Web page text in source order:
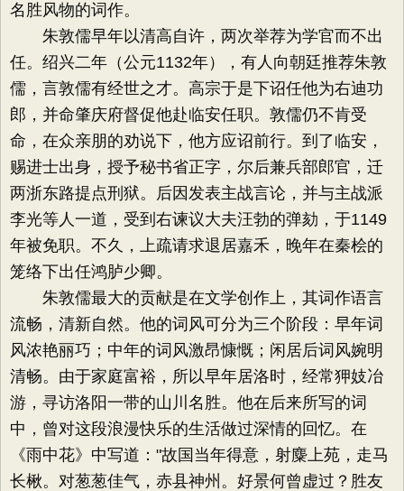
名胜风物的词作。
朱敦儒早年以清高自许，两次举荐为学官而不出
任。绍兴二年（公元1132年），有人向朝廷推荐朱敦
儒，言敦儒有经世之才。高宗于是下诏任他为右迪功
郎，并命肇庆府督促他赴临安任职。敦儒仍不肯受
命，在众亲朋的劝说下，他方应诏前行。到了临安，
赐进士出身，授予秘书省正字，尔后兼兵部郎官，迁
两浙东路提点刑狱。后因发表主战言论，并与主战派
李光等人一道，受到右谏议大夫汪勃的弹劾，于1149
年被免职。不久，上疏请求退居嘉禾，晚年在秦桧的
笼络下出任鸿胪少卿。
朱敦儒最大的贡献是在文学创作上，其词作语言
流畅，清新自然。他的词风可分为三个阶段：早年词
风浓艳丽巧；中年的词风激昂慷慨；闲居后词风婉明
清畅。由于家庭富裕，所以早年居洛时，经常狎妓冶
游，寻访洛阳一带的山川名胜。他在后来所写的词
中，曾对这段浪漫快乐的生活做过深情的回忆。在
《雨中花》中写道："故国当年得意，射麋上苑，走马
长楸。对葱葱佳气，赤县神州。好景何曾虚过？胜友